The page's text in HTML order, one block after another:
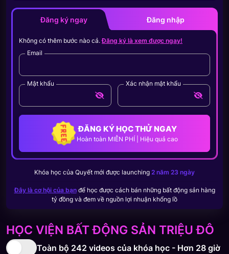
HỌC VIỆN BẤT ĐỘNG SẢN TRIỆU ĐÔ
Toàn bộ 242 videos của khóa học - Hơn 28 giờ
Đăng ký ngay Đăng nhập
Không có thêm bước nào cả.Đăng ký là xem được ngay!
Email
Mật khẩu Xác nhận mật khẩu
ĐĂNG KÝ HỌC THỬ NGAY
Hoàn toàn MIỄN PHÍ | Hiệu quả cao
Khóa học của Quyết mới được launching 2 năm 23 ngày
Đây là cơ hội của bạnđể học được cách bán những bất động sản hàng
tỷ đồng và đem về nguồn lợi nhuận khổng lồ